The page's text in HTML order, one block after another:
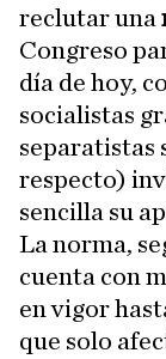
reclutar una
Congreso
día de hoy,
socialistas
separatistas
respecto)
sencilla su
La norma,
cuenta con
en vigor
que solo